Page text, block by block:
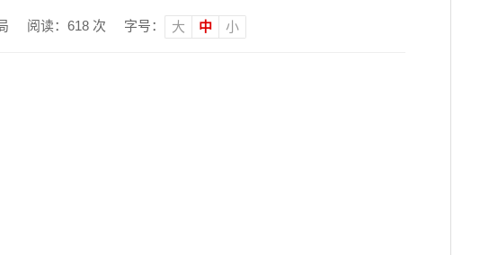
阅读： 618次 字号： 大 中 小